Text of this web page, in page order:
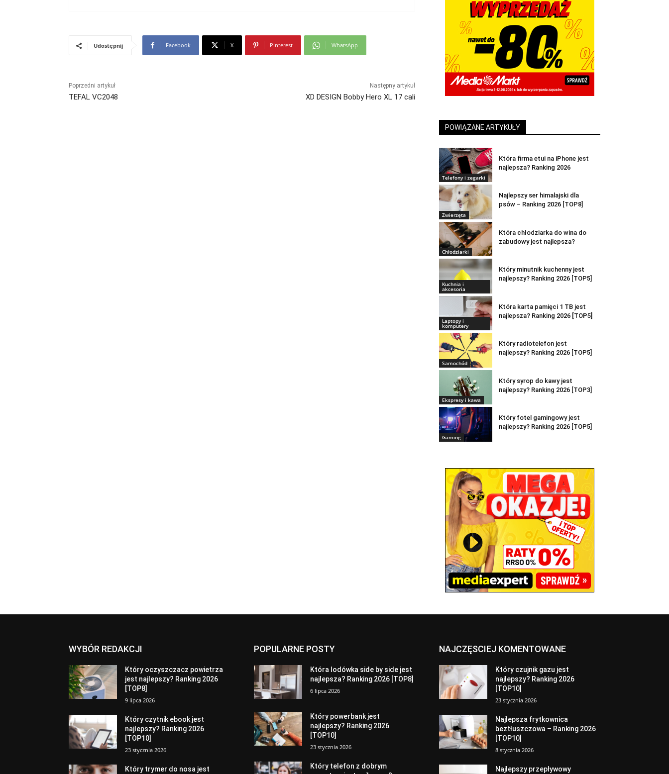
Udostępnij Facebook X Pinterest WhatsApp
Poprzedni artykuł
TEFAL VC2048
Następny artykuł
XD DESIGN Bobby Hero XL 17 cali
POWIĄZANE ARTYKUŁY
Telefony i zegarki
Która firma etui na iPhone jest
najlepsza? Ranking 2026
Zwierzęta
Najlepszy ser himalajski dla
psów – Ranking 2026 [TOP8]
Chłodziarki
Która chłodziarka do wina do
zabudowy jest najlepsza?
Kuchnia i
akcesoria
Który minutnik kuchenny jest
najlepszy? Ranking 2026 [TOP5]
Laptopy i
komputery
Która karta pamięci 1 TB jest
najlepsza? Ranking 2026 [TOP5]
Samochód
Który radiotelefon jest
najlepszy? Ranking 2026 [TOP5]
Ekspresy i kawa
Który syrop do kawy jest
najlepszy? Ranking 2026 [TOP3]
Gaming
Który fotel gamingowy jest
najlepszy? Ranking 2026 [TOP5]
WYBÓR REDAKCJI
Który oczyszczacz powietrza
jest najlepszy? Ranking 2026
[TOP8]
9 lipca 2026
Który czytnik ebook jest
najlepszy? Ranking 2026
[TOP10]
23 stycznia 2026
Który trymer do nosa jest
POPULARNE POSTY
Która lodówka side by side jest
najlepsza? Ranking 2026 [TOP8]
6 lipca 2026
Który powerbank jest
najlepszy? Ranking 2026
[TOP10]
23 stycznia 2026
Który telefon z dobrym
NAJCZĘSCIEJ KOMENTOWANE
Który czujnik gazu jest
najlepszy? Ranking 2026
[TOP10]
23 stycznia 2026
Najlepsza frytkownica
beztłuszczowa – Ranking 2026
[TOP10]
8 stycznia 2026
Najlepszy przepływowy